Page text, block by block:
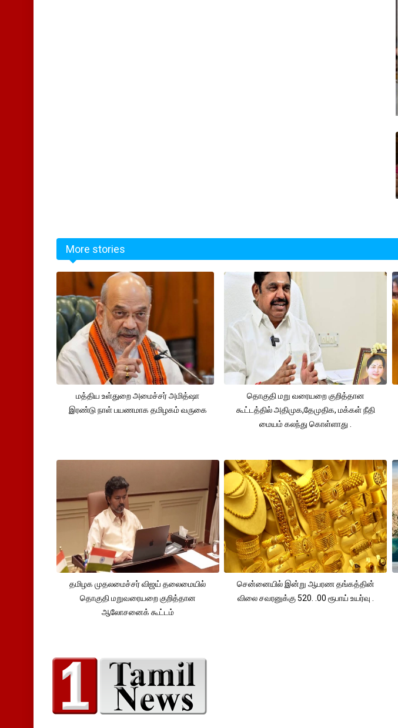
More stories
மத்திய உள்துறை அமைச்சர் அமித்ஷா
இரண்டு நாள் பயணமாக தமிழகம் வருகை
தொகுதி மறு வரையறை குறித்தான
கூட்டத்தில் அதிமுக,தேமுதிக, மக்கள் நீதி
மையம் கலந்து கொள்ளாது .
தமிழக முதலமைச்சர் விஜய் தலைமையில்
தொகுதி மறுவரையறை குறித்தான
ஆலோசனைக் கூட்டம்
சென்னையில் இன்று ஆபரண தங்கத்தின்
விலை சவரனுக்கு 520. .00 ரூபாய் உயர்வு .